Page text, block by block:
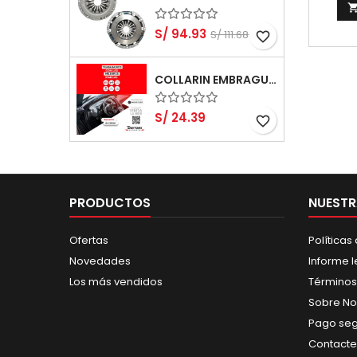
S/ 94.93 S/ 111.68 favorite_border
COLLARIN EMBRAGUE - KIA PICANTO 1000 G3LA 3 CYL DOHC 12 VALV
S/ 24.39 favorite_border

PRODUCTOS
Ofertas
Novedades
Los más vendidos
Políticas
Informe
Sobre
Pago